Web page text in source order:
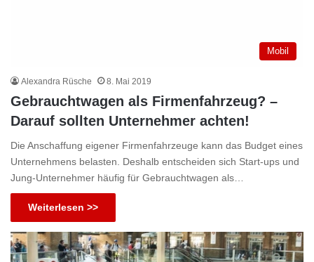
Mobil
Alexandra Rüsche 8. Mai 2019
Gebrauchtwagen als Firmenfahrzeug? –
Darauf sollten Unternehmer achten!
Die Anschaffung eigener Firmenfahrzeuge kann das Budget eines
Unternehmens belasten. Deshalb entscheiden sich Start-ups und
Jung-Unternehmer häufig für Gebrauchtwagen als…
Weiterlesen >>